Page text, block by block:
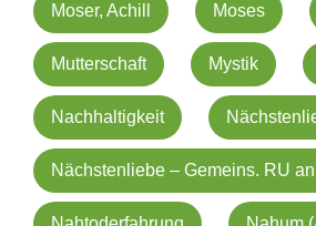
Moser, Achill Moses
Mutterschaft Mystik
Nachhaltigkeit
Nächstenliebe – Gemeins. RU